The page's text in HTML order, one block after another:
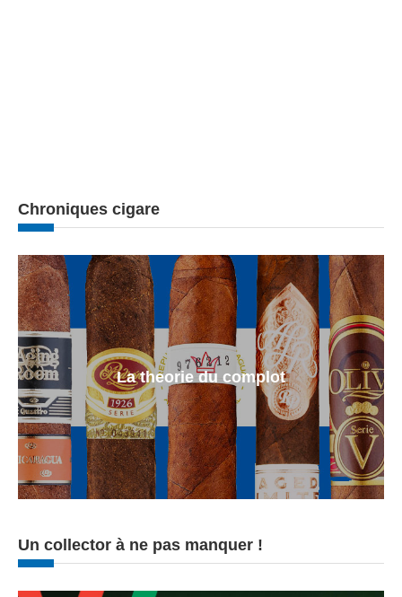
Chroniques cigare
La theorie du complot
Un collector à ne pas manquer !